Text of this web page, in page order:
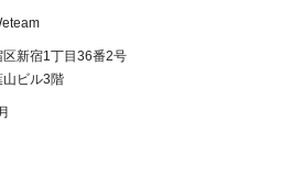
区新宿1丁目36番2号
山ビル3階